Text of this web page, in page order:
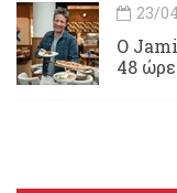
23/
Ο
48